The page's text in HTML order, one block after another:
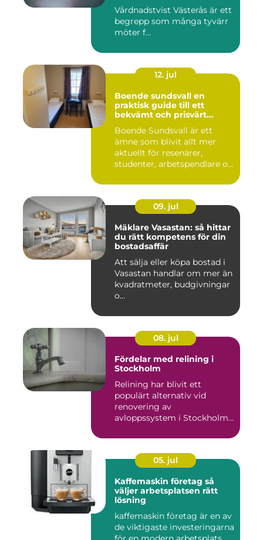
Vårdnadstvist Västerås är ett
begrepp som många tyvärr
möter f...
12. jul
Boende sundsvall en
praktisk guide till ett
bekvämt och prisvärt
Boende Sundsvall är ett
ämne som blivit allt mer
aktuellt för resenärer,
studenter, arbetspendlare o...
09. jul
Mäklare Vasastan: så hittar
du rätt kompetens för din
bostadsaffär
Att sälja eller köpa bostad i
Vasastan handlar om mer än
kvadratmeter, budgivningar
o...
08. jul
Fördelar med relining i
Stockholm
Relining har blivit ett
populärt alternativ vid
renovering av
avloppssystem i Stockholm.
05. jul
Kaffemaskin företag så
väljer arbetsplatsen rätt
lösning
kaffemaskin företag är en av
de viktigaste investeringarna